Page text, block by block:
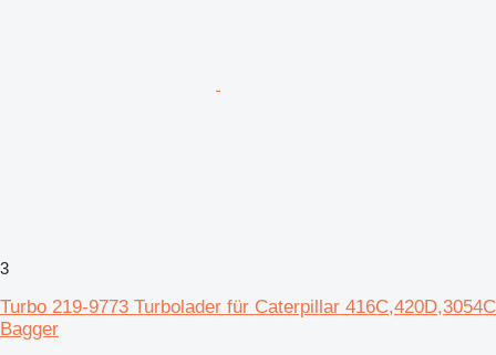
3
Turbo 219-9773 Turbolader für Caterpillar 416C,420D,3054C
Bagger